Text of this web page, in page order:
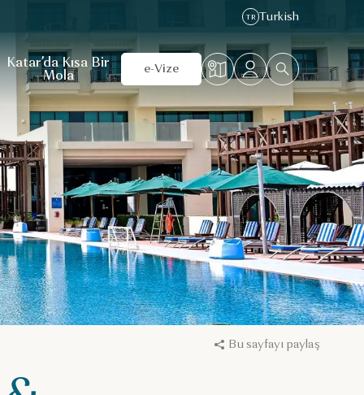
TR Turkish
Katar’da Kısa Bir
Mola
e-Vize
Bu sayfayı paylaş